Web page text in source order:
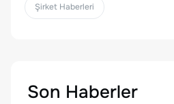
Şirket Haberleri
Son Haberler